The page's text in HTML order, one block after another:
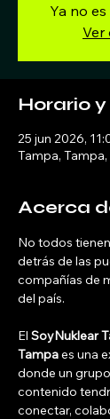
Ya no
Ver
Horario
25 jun 2026,
Tampa, Tampa,
Acerca
No todos
detrás de las
compañías de
del país.
El SoyNuklear
Tampa es una
donde un
contenido
conectar,